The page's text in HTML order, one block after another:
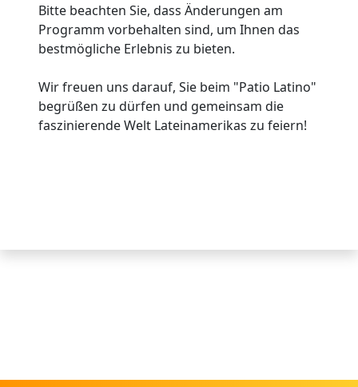
Bitte beachten Sie, dass Änderungen am
Programm vorbehalten sind, um Ihnen das
bestmögliche Erlebnis zu bieten.
Wir freuen uns darauf, Sie beim "Patio Latino"
begrüßen zu dürfen und gemeinsam die
faszinierende Welt Lateinamerikas zu feiern!